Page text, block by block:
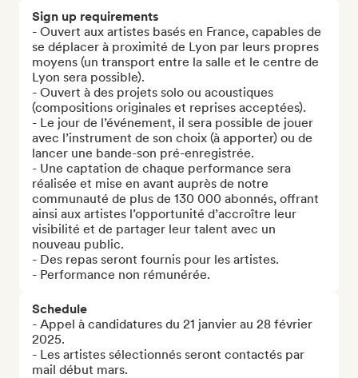
Sign up requirements
- Ouvert aux artistes basés en France, capables de
se déplacer à proximité de Lyon par leurs propres
moyens (un transport entre la salle et le centre de
Lyon sera possible).
- Ouvert à des projets solo ou acoustiques
(compositions originales et reprises acceptées).
- Le jour de l’événement, il sera possible de jouer
avec l’instrument de son choix (à apporter) ou de
lancer une bande-son pré-enregistrée.
- Une captation de chaque performance sera
réalisée et mise en avant auprès de notre
communauté de plus de 130 000 abonnés, offrant
ainsi aux artistes l’opportunité d’accroître leur
visibilité et de partager leur talent avec un
nouveau public.
- Des repas seront fournis pour les artistes.
- Performance non rémunérée.
Schedule
- Appel à candidatures du 21 janvier au 28 février
2025.
- Les artistes sélectionnés seront contactés par
mail début mars.